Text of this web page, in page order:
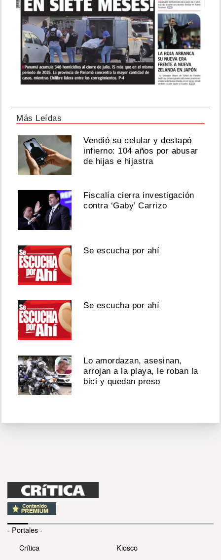
Más Leídas
Vendió su celular y destapó
infierno: 104 años por abusar
de hijas e hijastra
Fiscalía cierra investigación
contra ‘Gaby’ Carrizo
Se escucha por ahí
Se escucha por ahí
Lo amordazan, asesinan,
arrojan a la playa, le roban la
bici y quedan preso
- Portales -
Crítica
Kiosco